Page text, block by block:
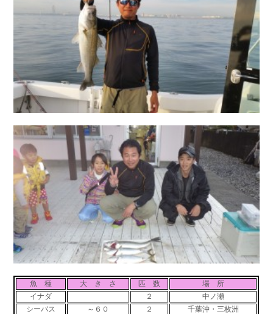
魚 種 大 き さ 匹 数
場 所
イナダ
２
中ノ瀬
シーバス
～６０ ２ 千葉沖・三枚洲